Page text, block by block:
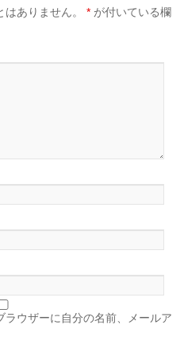
ありません。 * が付いている欄
ウザーに自分の名前、メールア